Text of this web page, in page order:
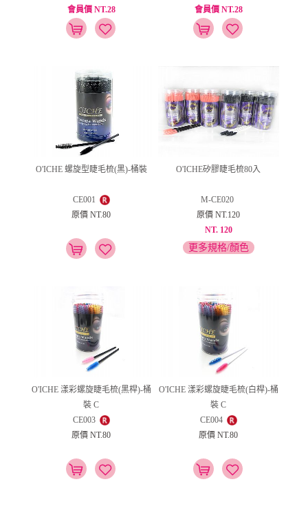
會員價 NT.28
會員價 NT.28
O'ICHE 螺旋型睫毛梳(黑)-桶裝
CE001
原價 NT.80
O'ICHE矽膠睫毛梳80入
M-CE020
原價 NT.120
NT. 120
更多規格/顏色
O'ICHE 漾彩螺旋睫毛梳(黑桿)-桶
裝 C
CE003
原價 NT.80
O'ICHE 漾彩螺旋睫毛梳(白桿)-桶
裝 C
CE004
原價 NT.80